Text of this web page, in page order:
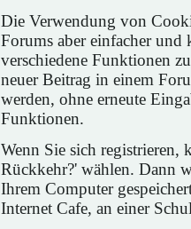
Die Verwendung von
Forums aber einfacher
verschiedene Funktionen
neuer Beitrag in einem
werden, ohne erneute
Funktionen.
Wenn Sie sich registrieren,
Rückkehr?' wählen. Dann
Ihrem Computer
Internet Cafe, an einer